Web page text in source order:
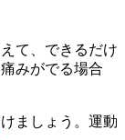
て、できるだけ
みがでる場合
ましょう。運動